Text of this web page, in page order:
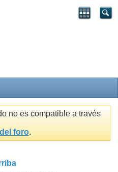
no es compatible a través
foro.